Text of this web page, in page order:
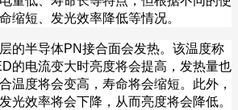
缩短、发光效率降低等情况。
的半导体PN接合面会发热。该温度称
的电流变大时亮度将会提高，发热量也
温度将会变高，寿命将会缩短。此外，
光效率将会下降，从而亮度将会降低。